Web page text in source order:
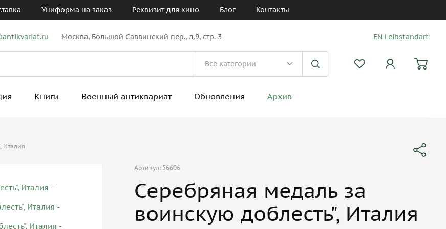
Униформа на заказ Реквизит для кино Блог Контакты
Москва, Большой Саввинский пер., д.9, стр. 3 EN Leibstandart
Книги Военный антиквариат Обновления Архив
Италия
Артикул: 56606
Серебряная медаль за
воинскую доблесть", Италия